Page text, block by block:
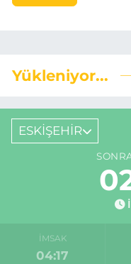
Yükleniyor...
ESKİŞEHİR
İMSAK
04:17